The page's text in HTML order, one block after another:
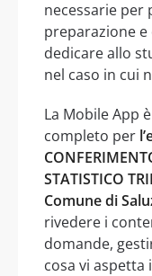
necessarie per
preparazione
dedicare allo
nel caso in cui
La Mobile App
completo per
STATISTICO
Comune di
rivedere i
domande,
cosa vi aspetta